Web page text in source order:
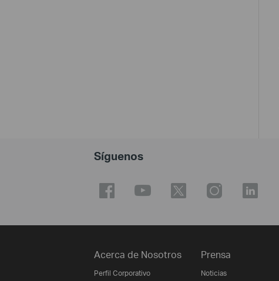
Síguenos
Acerca de Nosotros
Perfil Corporativo
Prensa
Noticias